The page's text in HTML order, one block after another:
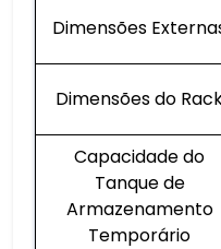
Dimensões
Dimensões do
Capacidade do
Tanque de
Armazenamento
Temporário